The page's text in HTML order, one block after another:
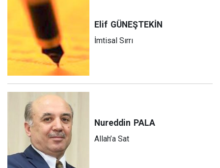
Elif GÜNEŞTEKİN
İmtisal Sırrı
Nureddin PALA
Allah’a Sat